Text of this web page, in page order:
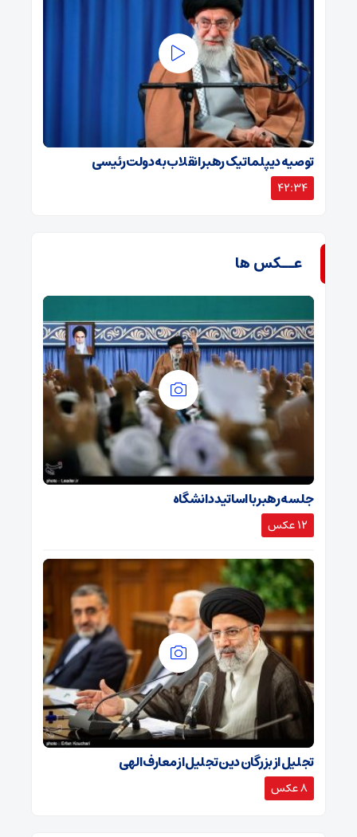
توصیه دیپلماتیک رهبر انقلاب به دولت رئیسی
42:34
عــکس ها
جلسه رهبر با اساتید دانشگاه
12 عکس
تجلیل از بزرگان دین تجلیل از معارف الهی
8 عکس